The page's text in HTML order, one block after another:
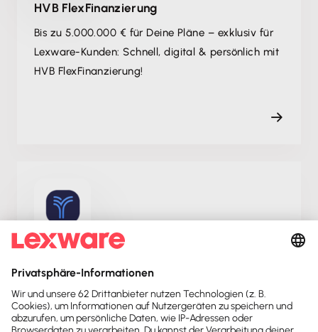
HVB FlexFinanzierung
Bis zu 5.000.000 € für Deine Pläne – exklusiv für
Lexware-Kunden: Schnell, digital & persönlich mit
HVB FlexFinanzierung!
Tidely: Schnelle Liquiditätsplanung – verknüpfe
Tidely mit Lexware Office & behalte Deine
Finanzen jederzeit im Blick!